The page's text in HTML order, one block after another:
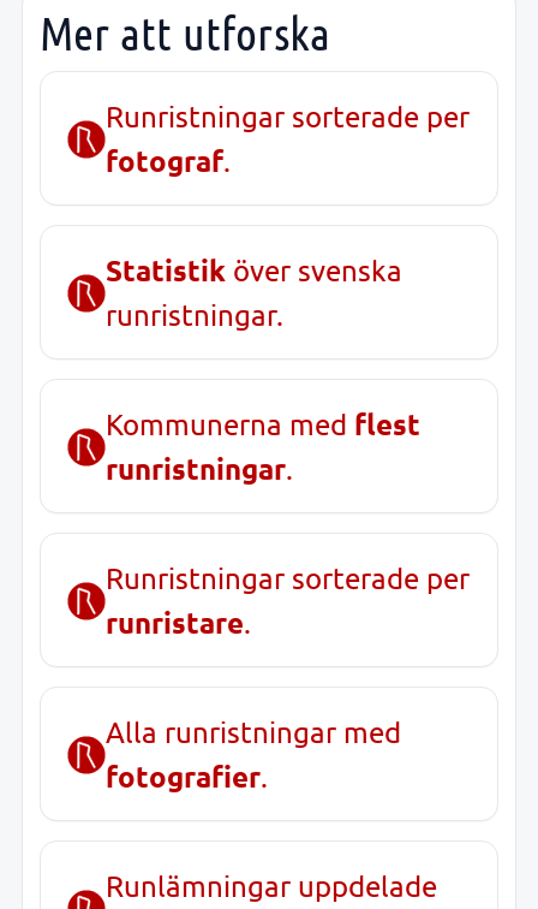
Mer att utforska
Runristningar sorterade per
fotograf.
Statistik över svenska
runristningar.
Kommunerna med flest
runristningar.
Runristningar sorterade per
runristare.
Alla runristningar med
fotografier.
Runlämningar uppdelade